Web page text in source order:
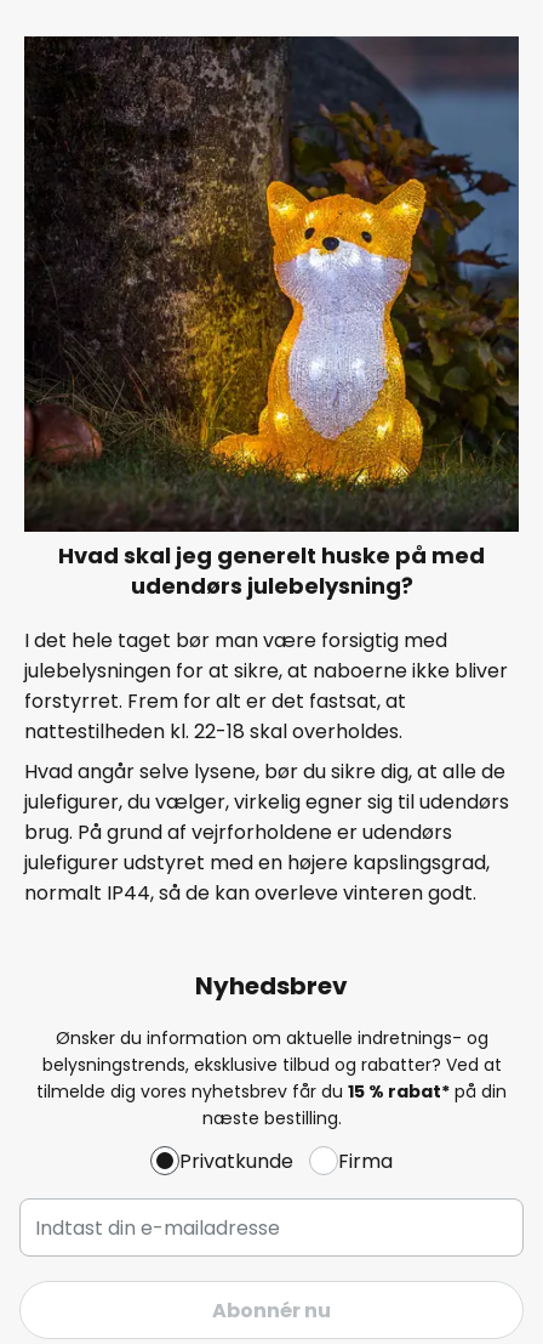
Hvad skal jeg generelt huske på med
udendørs julebelysning?
I det hele taget bør man være forsigtig med
julebelysningen for at sikre, at naboerne ikke bliver
forstyrret. Frem for alt er det fastsat, at
nattestilheden kl. 22-18 skal overholdes.
Hvad angår selve lysene, bør du sikre dig, at alle de
julefigurer, du vælger, virkelig egner sig til udendørs
brug. På grund af vejrforholdene er udendørs
julefigurer udstyret med en højere kapslingsgrad,
normalt IP44, så de kan overleve vinteren godt.
Nyhedsbrev
Ønsker du information om aktuelle indretnings- og
belysningstrends, eksklusive tilbud og rabatter? Ved at
tilmelde dig vores nyhetsbrev får du 15 % rabat* på din
næste bestilling.
Privatkunde Firma
Abonnér nu